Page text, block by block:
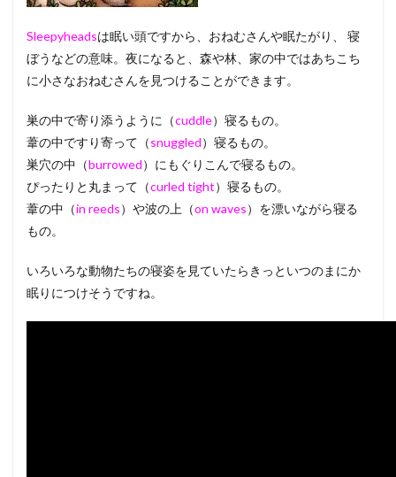
Sleepyheadsは眠い頭ですから、おねむさんや眠たがり、 寝
ぼうなどの意味。夜になると、森や林、家の中ではあちこち
に小さなおねむさんを見つけることができます。
巣の中で寄り添うように（cuddle）寝るもの。
葦の中ですり寄って（snuggled）寝るもの。
巣穴の中（burrowed）にもぐりこんで寝るもの。
ぴったりと丸まって（curled tight）寝るもの。
葦の中（in reeds）や波の上（on waves）を漂いながら寝る
もの。
いろいろな動物たちの寝姿を見ていたらきっといつのまにか
眠りにつけそうですね。